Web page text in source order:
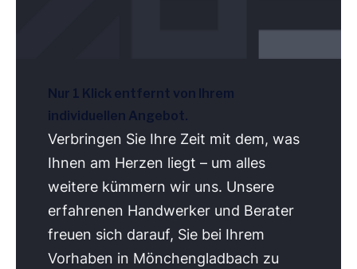
Nur 1 Klick entfernt von Ihrem
individuellen Angebot.
Verbringen Sie Ihre Zeit mit dem, was
Ihnen am Herzen liegt – um alles
weitere kümmern wir uns. Unsere
erfahrenen Handwerker und Berater
freuen sich darauf, Sie bei Ihrem
Vorhaben in Mönchengladbach zu